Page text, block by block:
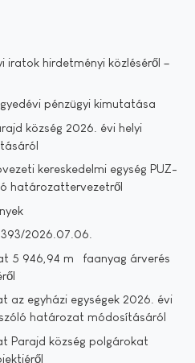
iratok hirdetményi közléséről –
pénzügyi kimutatása
község 2026. évi helyi
kereskedelmi egység PUZ-
határozattervezetről
2026.07.06.
5 946,94 m³ faanyag árverés
az egyházi egységek 2026. évi
határozat módosításáról
Parajd község polgárokat